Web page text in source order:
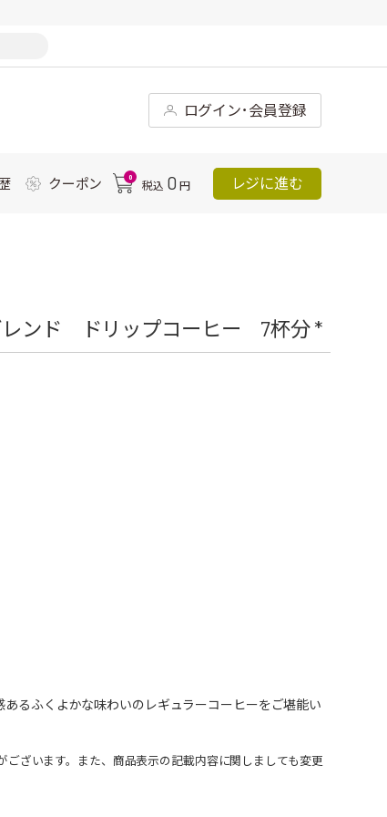
ログイン･会員登録
クーポン 0
税込 0 円 レジに進む
ンド ドリップコーヒー 7杯分 *
るふくよかな味わいのレギュラーコーヒーをご堪能い
ざいます。また、商品表示の記載内容に関しましても変更